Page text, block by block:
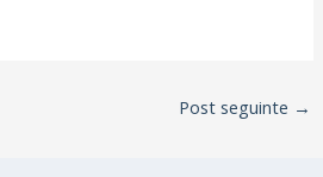
Post seguinte →